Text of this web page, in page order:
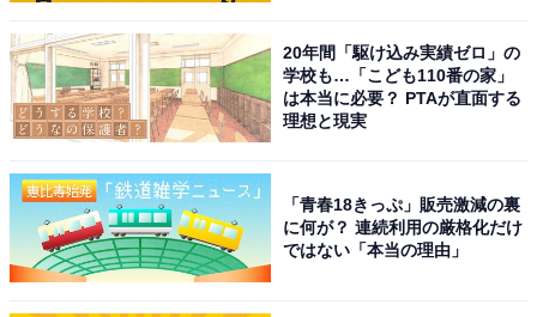
20年間「駆け込み実績ゼロ」の
学校も…「こども110番の家」
は本当に必要？ PTAが直面する
理想と現実
「青春18きっぷ」販売激減の裏
に何が？ 連続利用の厳格化だけ
ではない「本当の理由」